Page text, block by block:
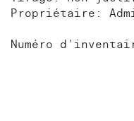
Propriétaire:
Numéro